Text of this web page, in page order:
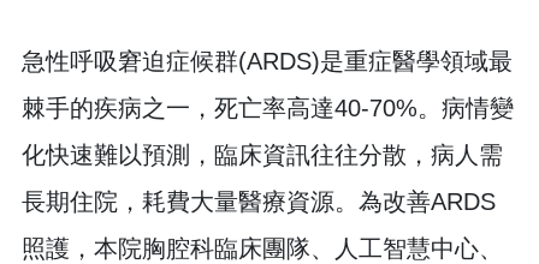
急性呼吸窘迫症候群(ARDS)是重症醫學領域最
棘手的疾病之一，死亡率高達40-70%。病情變
化快速難以預測，臨床資訊往往分散，病人需
長期住院，耗費大量醫療資源。為改善ARDS
照護，本院胸腔科臨床團隊、人工智慧中心、